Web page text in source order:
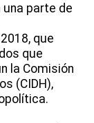
parte de
que
que
la Comisión
(CIDH),